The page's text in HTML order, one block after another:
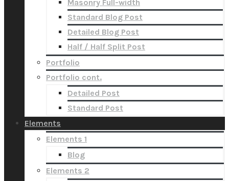
Masonry Full-width
Standard Blog Post
Detailed Blog Post
Half / Half Split Post
Portfolio
Portfolio cont.
Detailed Post
Standard Post
Elements
Elements 1
Blog
Elements 2